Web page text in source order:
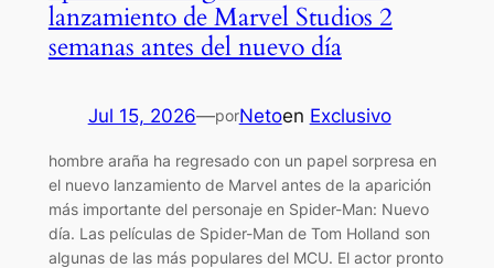
lanzamiento de Marvel Studios 2
semanas antes del nuevo día
Jul 15, 2026—porNetoen Exclusivo
hombre araña ha regresado con un papel sorpresa en
el nuevo lanzamiento de Marvel antes de la aparición
más importante del personaje en Spider-Man: Nuevo
día. Las películas de Spider-Man de Tom Holland son
algunas de las más populares del MCU. El actor pronto